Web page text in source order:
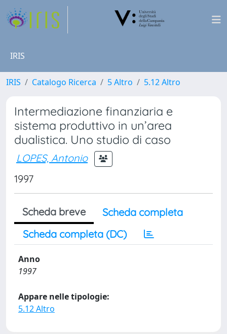
IRIS
IRIS Catalogo Ricerca 5 Altro 5.12 Altro
Intermediazione finanziaria e
sistema produttivo in un’area
dualistica. Uno studio di caso
LOPES, Antonio
1997
Scheda breve
Scheda completa
Scheda completa (DC)
Anno
1997
Appare nelle tipologie:
5.12 Altro